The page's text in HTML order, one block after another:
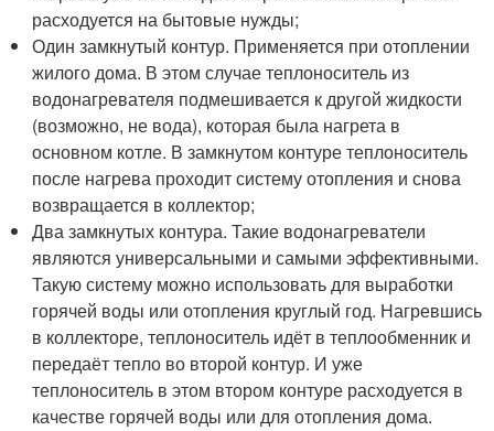
расходуется на бытовые нужды;
Один замкнутый контур. Применяется при отоплении
жилого дома. В этом случае теплоноситель из
водонагревателя подмешивается к другой жидкости
(возможно, не вода), которая была нагрета в
основном котле. В замкнутом контуре теплоноситель
после нагрева проходит систему отопления и снова
возвращается в коллектор;
Два замкнутых контура. Такие водонагреватели
являются универсальными и самыми эффективными.
Такую систему можно использовать для выработки
горячей воды или отопления круглый год. Нагревшись
в коллекторе, теплоноситель идёт в теплообменник и
передаёт тепло во второй контур. И уже
теплоноситель в этом втором контуре расходуется в
качестве горячей воды или для отопления дома.